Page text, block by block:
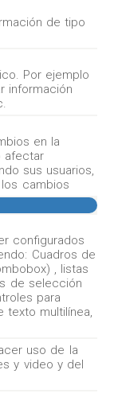
de tipo
Por ejemplo
información
en la
afectar
sus usuarios,
cambios
configurados
Cuadros de
, listas
de selección
para
texto multilínea,
uso de la
y video y del